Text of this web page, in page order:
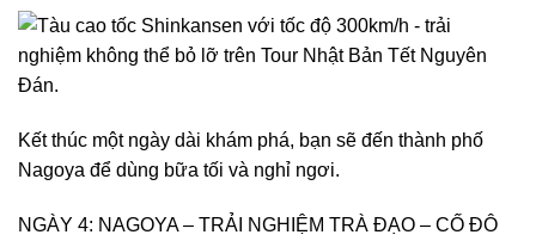
Kết thúc một ngày dài khám phá, bạn sẽ đến thành phố
Nagoya để dùng bữa tối và nghỉ ngơi.
NGÀY 4: NAGOYA – TRẢI NGHIỆM TRÀ ĐẠO – CỐ ĐÔ